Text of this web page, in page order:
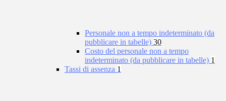
Personale non a tempo indeterminato (da
pubblicare in tabelle) 30
Costo del personale non a tempo
indeterminato (da pubblicare in tabelle) 1
Tassi di assenza 1